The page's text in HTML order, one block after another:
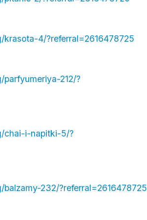
4/?referral=2616478725
212/?
chai-i-napitki-5/?
232/?referral=2616478725